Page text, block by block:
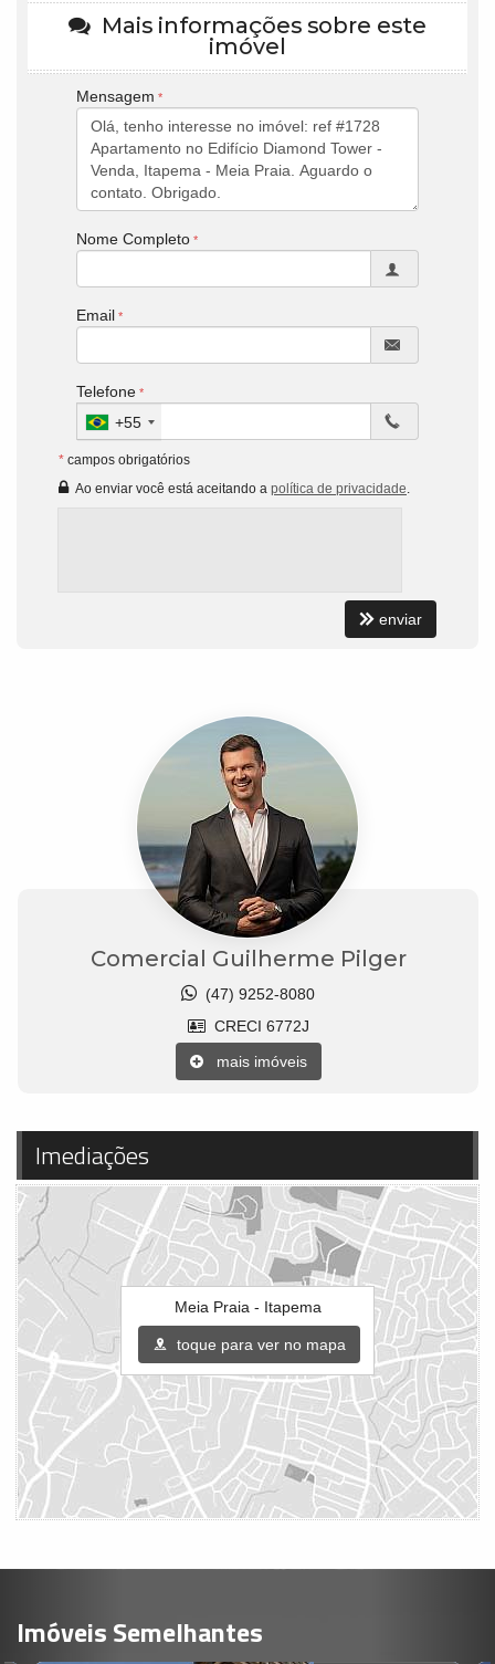
Mais informações sobre este
imóvel
Mensagem
Nome Completo
Email
Telefone
+55
* campos obrigatórios
Ao enviar você está aceitando a política de privacidade.
enviar
Comercial Guilherme Pilger
(47) 9252-8080
CRECI 6772J
mais imóveis
Imediações
Meia Praia - Itapema
toque para ver no mapa
Imóveis Semelhantes